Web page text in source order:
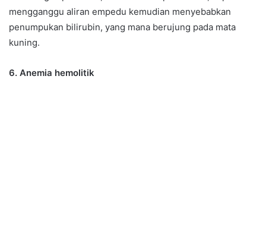
mengganggu aliran empedu kemudian menyebabkan
penumpukan bilirubin, yang mana berujung pada mata
kuning.
6. Anemia hemolitik